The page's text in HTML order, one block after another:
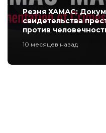
Резня ХАМАС:
свидетельства
против
10 месяцев назад